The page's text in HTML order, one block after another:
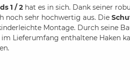
1 / 2 hat es in sich. Dank seiner
noch sehr hochwertig aus. Die
Montage. Durch seine
Lieferumfang enthaltene Haken